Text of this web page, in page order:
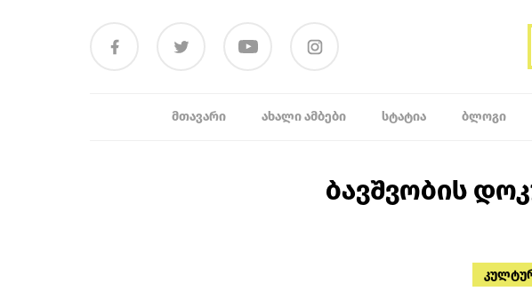
ᲛᲗᲐᲕᲐᲠᲘ ᲐᲮᲐᲚᲘ ᲐᲛᲑᲔᲑᲘ ᲡᲢᲐᲢᲘᲐ ᲑᲚᲝᲒᲘ
ბავშვობის